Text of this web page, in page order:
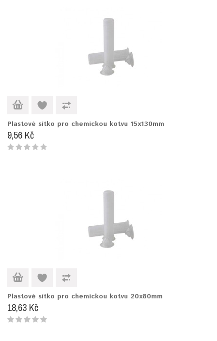
Plastové sítko pro chemickou kotvu 15x130mm
9,56 Kč
Plastové sítko pro chemickou kotvu 20x80mm
18,63 Kč